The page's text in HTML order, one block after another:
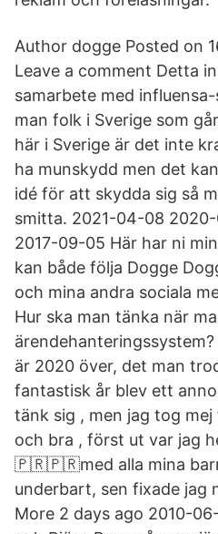
Author dogge Posted on
Leave a comment Detta
samarbete med
man folk i Sverige som
här i Sverige är det inte
ha munskydd men det
idé för att skydda sig så
smitta. 2021-04-08
2017-09-05 Här har ni
kan både följa Dogge
och mina andra sociala
Hur ska man tänka när
är 2020 över, det man
fantastisk år blev ett
tänk sig , men jag tog
och bra , först ut var jag
🇵🇷🇵🇷med alla mina
underbart, sen fixade jag
More 2 days ago 2010-